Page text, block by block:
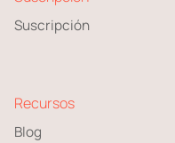
Suscripción
Recursos
Blog